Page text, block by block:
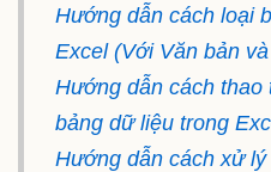
Hướng dẫn cách loại
Excel (Với Văn bản
Hướng dẫn cách thao
bảng dữ liệu trong
Hướng dẫn cách xử